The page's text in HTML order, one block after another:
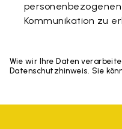
Kommunikation zu
Wie wir Ihre Daten
Datenschutzhinweis. Sie